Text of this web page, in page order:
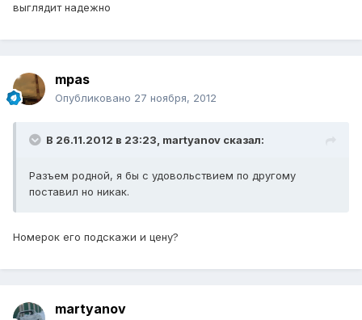
выглядит надежно
mpas
Опубликовано 27 ноября, 2012
В 26.11.2012 в 23:23, martyanov сказал:
Разъем родной, я бы с удовольствием по другому
поставил но никак.
Номерок его подскажи и цену?
martyanov